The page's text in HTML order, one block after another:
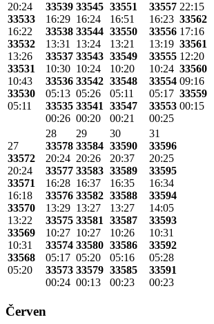
20:24
33533
16:22
33532
13:26
33531
10:43
33530
05:11
33539
16:29
33538
13:31
33537
10:30
33536
05:13
33535
00:26
33545
16:24
33544
13:24
33543
10:24
33542
05:26
33541
00:20
33551
16:51
33550
13:21
33549
10:20
33548
05:11
33547
00:21
33557
16:23
33556
13:19
33555
10:24
33554
05:17
33553
00:25
22:15
33562
17:16
33561
12:20
33560
09:16
33559
00:15
27
33572
20:24
33571
16:18
33570
13:22
33569
10:31
33568
05:20
28
33578
20:24
33577
16:28
33576
13:29
33575
10:27
33574
05:17
33573
00:24
29
33584
20:26
33583
16:37
33582
13:27
33581
10:27
33580
05:20
33579
00:13
30
33590
20:37
33589
16:35
33588
13:27
33587
10:26
33586
05:16
33585
00:23
31
33596
20:25
33595
16:34
33594
14:05
33593
10:31
33592
05:28
33591
00:23
Červen